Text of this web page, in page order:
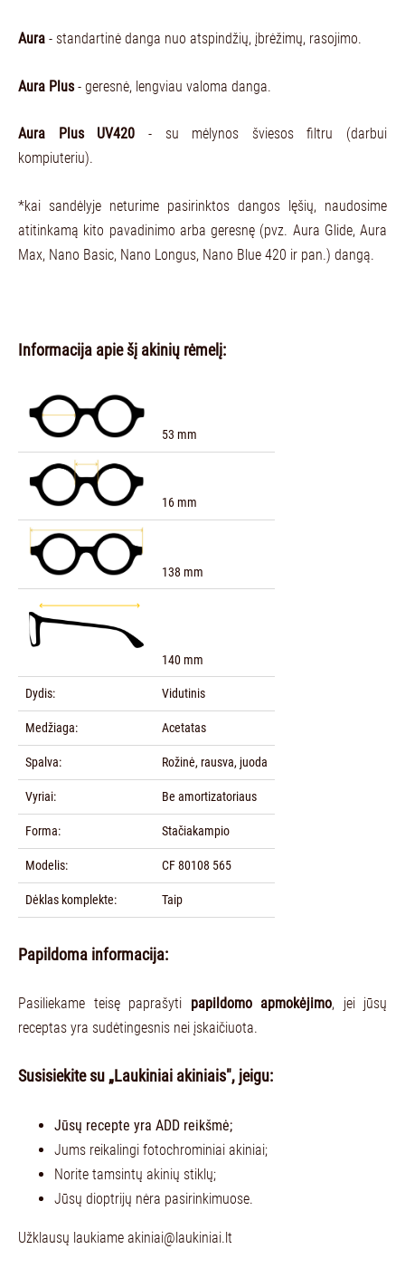
Aura - standartinė danga nuo atspindžių, įbrėžimų, rasojimo.
Aura Plus- geresnė, lengviau valoma danga.
Aura Plus UV420 - su mėlynos šviesos filtru (darbui
kompiuteriu).
*kai sandėlyje neturime pasirinktos dangos lęšių, naudosime
atitinkamą kito pavadinimo arba geresnę (pvz. Aura Glide, Aura
Max, Nano Basic, Nano Longus, Nano Blue 420 ir pan.) dangą.
Informacija apie šį akinių rėmelį:
53 mm
16 mm
138 mm
140 mm
Dydis: Vidutinis
Medžiaga: Acetatas
Spalva: Rožinė, rausva, juoda
Vyriai: Be amortizatoriaus
Forma: Stačiakampio
Modelis: CF 80108 565
Dėklas komplekte: Taip
Papildoma informacija:
Pasiliekame teisę paprašyti papildomo apmokėjimo, jei jūsų
receptas yra sudėtingesnis nei įskaičiuota.
Susisiekite su „Laukiniai akiniais", jeigu:
Jūsų recepte yra ADD reikšmė;
Jums reikalingi fotochrominiai akiniai;
Norite tamsintų akinių stiklų;
Jūsų dioptrijų nėra pasirinkimuose.
Užklausų laukiame akiniai@laukiniai.lt